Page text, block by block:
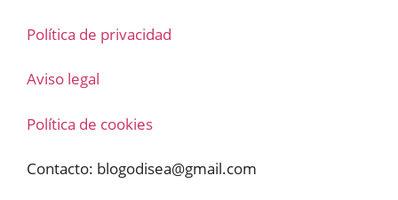
Política de privacidad
Aviso legal
Política de cookies
Contacto: blogodisea@gmail.com